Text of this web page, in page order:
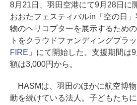
8月21日、羽田空港にて9月28日に
おおたフェスティバルin「空の日
物のヘリコプターを展示するため
トをクラウドファンディングプラ
FIRE 」にて開始した。支援期間は
額は3,000円から。
HASMは、羽田のほかに航空博
動を続けている法人。子どもたち